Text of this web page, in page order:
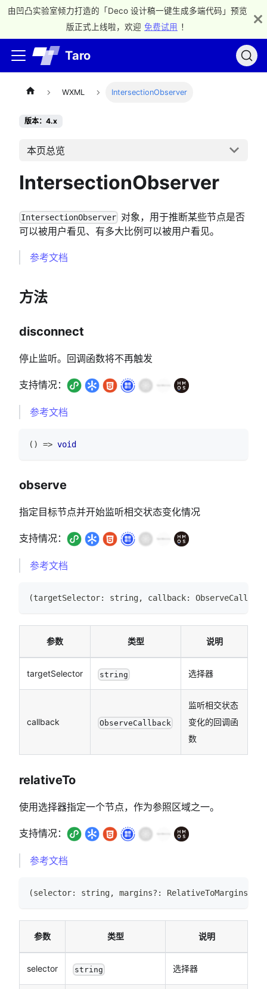
由凹凸实验室倾力打造的「Deco 设计稿一键生成多端代码」预览
版正式上线啦，欢迎 免费试用 ！
Taro
WXML IntersectionObserver
版本：4.x
本页总览
IntersectionObserver
IntersectionObserver 对象，用于推断某些节点是否
可以被用户看见、有多大比例可以被用户看见。
参考文档
方法
disconnect
停止监听。回调函数将不再触发
支持情况：
参考文档
( ) => void
observe
指定目标节点并开始监听相交状态变化情况
支持情况：
参考文档
(targetSelector: string, callback: ObserveCallback
参数 类型 说明
targetSelector string 选择器
callback ObserveCallback
监听相交状态
变化的回调函
数
relativeTo
使用选择器指定一个节点，作为参照区域之一。
支持情况：
参考文档
(selector: string, margins? : RelativeToMargins
参数 类型 说明
selector string 选择器